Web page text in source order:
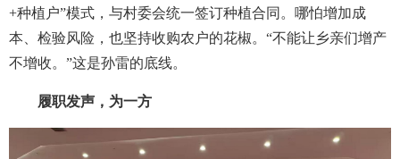
+种植户”模式，与村委会统一签订种植合同。哪怕增加成
本、检验风险，也坚持收购农户的花椒。“不能让乡亲们增产
不增收。”这是孙雷的底线。
履职发声，为一方